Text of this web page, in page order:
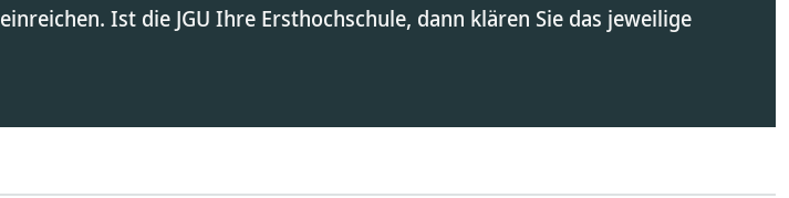
einreichen. Ist die JGU Ihre Ersthochschule, dann klären Sie das jeweilige